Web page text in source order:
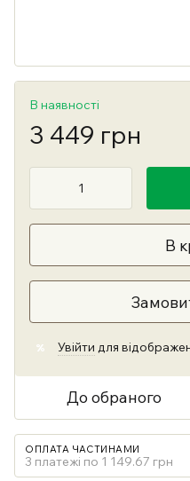
В наявності
3 449 грн
В
% Увійти для
До обраного
ОПЛАТА ЧАСТИНАМИ
3 платежі по 1 149.67 грн